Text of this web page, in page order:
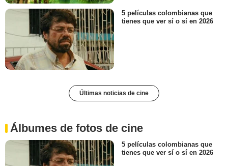
5 películas colombianas que
tienes que ver sí o sí en 2026
Últimas noticias de cine
Álbumes de fotos de cine
5 películas colombianas que
tienes que ver sí o sí en 2026